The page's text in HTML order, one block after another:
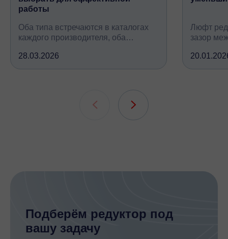
работы
Оба типа встречаются в каталогах
каждого производителя, оба
крутящий момент, но устроены
принципиально по-разному, при
28.03.2026
Люфт
зазор
всех
Подберём редуктор под
вашу задачу